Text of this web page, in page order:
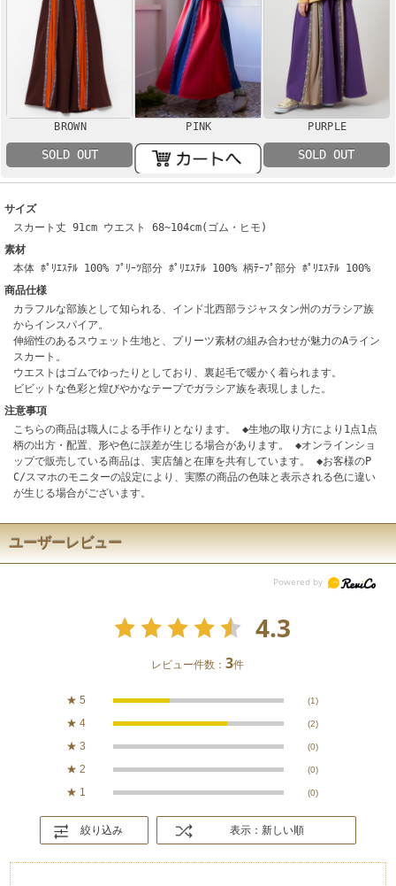
BROWN
SOLD OUT
PINK PURPLE
SOLD OUT
サイズ
スカート丈 91cm ウエスト 68~104cm(ゴム・ヒモ)
素材
本体 ﾎﾟﾘｴｽﾃﾙ 100% ﾌﾟﾘｰﾂ部分 ﾎﾟﾘｴｽﾃﾙ 100% 柄ﾃｰﾌﾟ部分 ﾎﾟﾘｴｽﾃﾙ 100%
商品仕様
カラフルな部族として知られる、インド北西部ラジャスタン州のガラシア族
からインスパイア。
伸縮性のあるスウェット生地と、プリーツ素材の組み合わせが魅力のAライン
スカート。
ウエストはゴムでゆったりとしており、裏起毛で暖かく着られます。
ビビットな色彩と煌びやかなテープでガラシア族を表現しました。
注意事項
こちらの商品は職人による手作りとなります。 ◆生地の取り方により1点1点
柄の出方・配置、形や色に誤差が生じる場合があります。 ◆オンラインショ
ップで販売している商品は、実店舗と在庫を共有しています。 ◆お客様のP
C/スマホのモニターの設定により、実際の商品の色味と表示される色に違い
が生じる場合がございます。
ユーザーレビュー
4.3
レビュー件数：3件
★ 5 (1)
★ 4 (2)
★ 3 (0)
★ 2 (0)
★ 1 (0)
絞り込み 表示：新しい順